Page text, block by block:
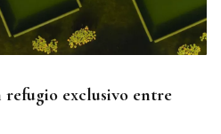
exclusivo entre